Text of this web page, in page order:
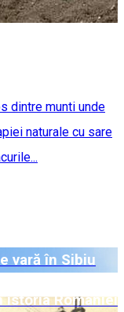
dintre munti unde
naturale cu sare
vară în Sibiu
istoria României